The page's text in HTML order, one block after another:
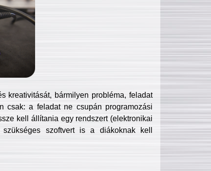
kreativitását, bármilyen probléma, feladat
csak: a feladat ne csupán programozási
kell állítania egy rendszert (elektronikai
szoftvert is a diákoknak kell